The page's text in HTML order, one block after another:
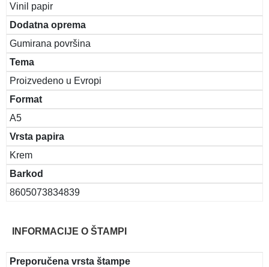
Vinil papir
Dodatna oprema
Gumirana površina
Tema
Proizvedeno u Evropi
Format
A5
Vrsta papira
Krem
Barkod
8605073834839
INFORMACIJE O ŠTAMPI
Preporučena vrsta štampe